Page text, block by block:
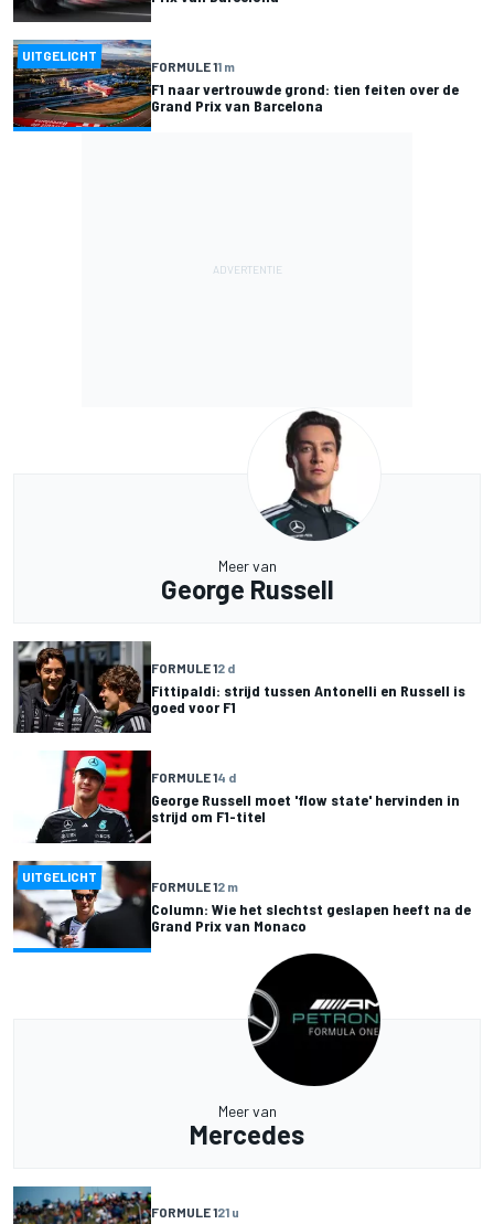
UITGELICHT
FORMULE 11 m
F1 naar vertrouwde grond: tien feiten over de
Grand Prix van Barcelona
Meer van
George Russell
FORMULE 12 d
Fittipaldi: strijd tussen Antonelli en Russell is
goed voor F1
FORMULE 14 d
George Russell moet 'flow state' hervinden in
strijd om F1-titel
UITGELICHT
FORMULE 12 m
Column: Wie het slechtst geslapen heeft na de
Grand Prix van Monaco
Meer van
Mercedes
FORMULE 121 u